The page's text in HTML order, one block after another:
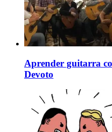
Aprender guitarra
Devoto